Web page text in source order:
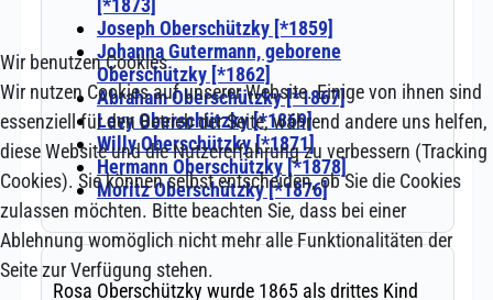
Wir benutzen Cookies
Wir nutzen Cookies auf unserer Website. Einige von ihnen sind
essenziell für den Betrieb der Seite, während andere uns helfen,
diese Website und die Nutzererfahrung zu verbessern (Tracking
Cookies). Sie können selbst entscheiden, ob Sie die Cookies
zulassen möchten. Bitte beachten Sie, dass bei einer
Ablehnung womöglich nicht mehr alle Funktionalitäten der
Seite zur Verfügung stehen.